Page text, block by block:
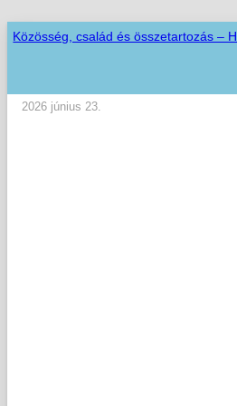
Közösség, család és összetartozás –
2026 június 23.